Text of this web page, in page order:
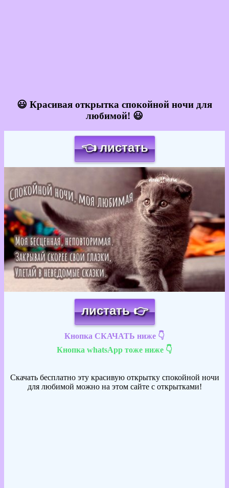
😃 Красивая открытка спокойной ночи для
любимой! 😃
👈 листать
Загрузка картинки...
листать 👉
Кнопка СКАЧАТЬ ниже 👇
Кнопка whatsApp тоже ниже 👇
Скачать бесплатно эту красивую открытку спокойной ночи
для любимой можно на этом сайте с открытками!